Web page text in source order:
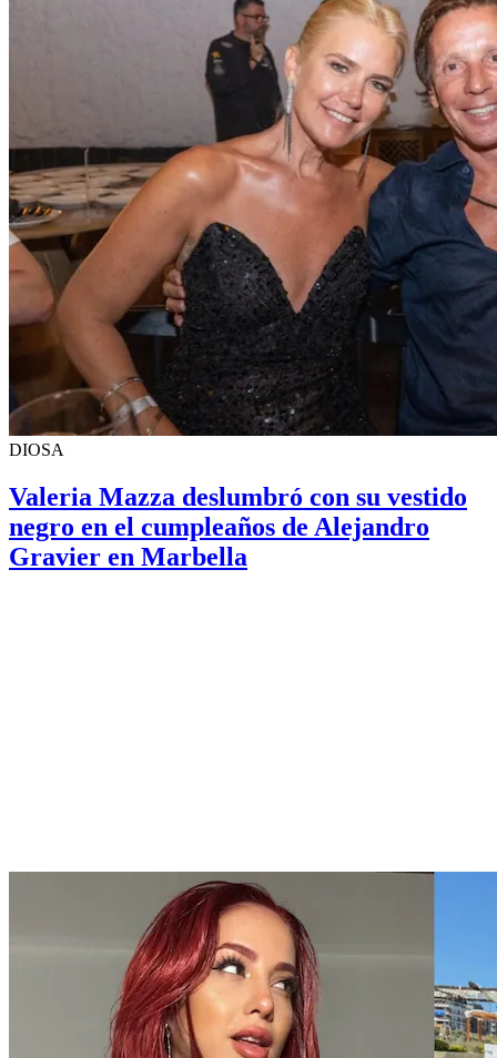
DIOSA
Valeria Mazza deslumbró con su vestido
negro en el cumpleaños de Alejandro
Gravier en Marbella